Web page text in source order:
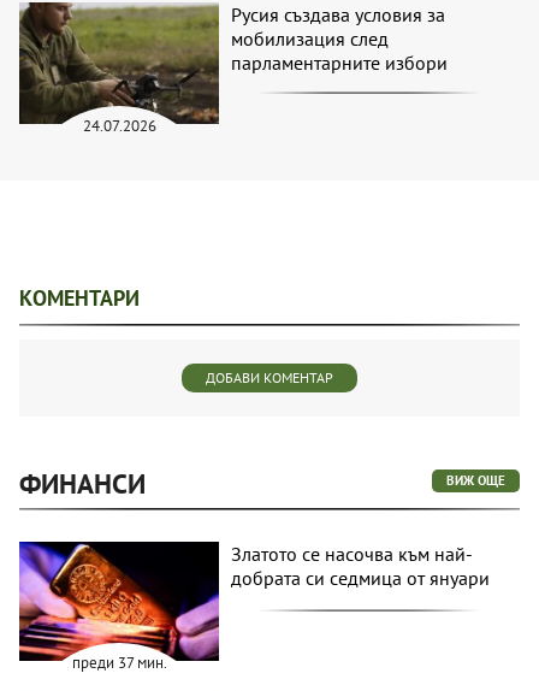
24.07.2026
Русия създава условия за
мобилизация след
парламентарните избори
КОМЕНТАРИ
ДОБАВИ КОМЕНТАР
ФИНАНСИ ВИЖ ОЩЕ
преди 37 мин.
Златото се насочва към най-
добрата си седмица от януари